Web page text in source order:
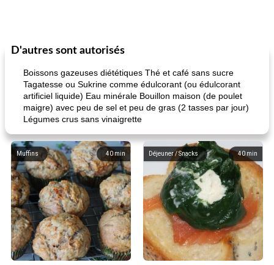
D'autres sont autorisés
Boissons gazeuses diététiques Thé et café sans sucre
Tagatesse ou Sukrine comme édulcorant (ou édulcorant
artificiel liquide) Eau minérale Bouillon maison (de poulet
maigre) avec peu de sel et peu de gras (2 tasses par jour)
Légumes crus sans vinaigrette
40 min
Muffins 40 min
Déjeuner / Snacks